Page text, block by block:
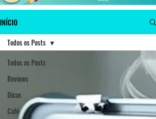
INÍCIO
Todos os Posts
Reviews
Dicas
Café
Todos os Posts